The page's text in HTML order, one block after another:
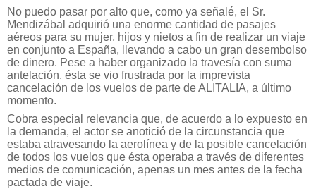
No puedo pasar por alto que, como ya señalé, el Sr.
Mendizábal adquirió una enorme cantidad de pasajes
aéreos para su mujer, hijos y nietos a fin de realizar un viaje
en conjunto a España, llevando a cabo un gran desembolso
de dinero. Pese a haber organizado la travesía con suma
antelación, ésta se vio frustrada por la imprevista
cancelación de los vuelos de parte de ALITALIA, a último
momento.
Cobra especial relevancia que, de acuerdo a lo expuesto en
la demanda, el actor se anotició de la circunstancia que
estaba atravesando la aerolínea y de la posible cancelación
de todos los vuelos que ésta operaba a través de diferentes
medios de comunicación, apenas un mes antes de la fecha
pactada de viaje.